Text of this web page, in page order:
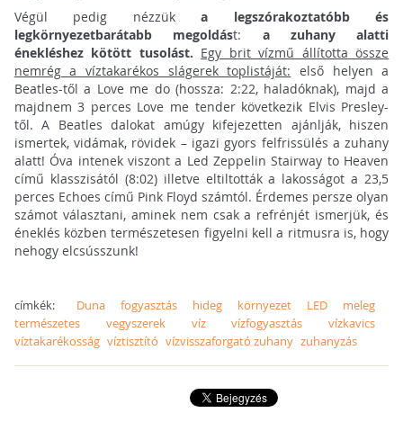
Végül pedig nézzüka legszórakoztatóbb és
legkörnyezetbarátabb megoldást: a zuhany alatti
énekléshez kötött tusolást. Egy brit vízmű állította össze
nemrég a víztakarékos slágerek toplistáját: első helyen a
Beatles-től a Love me do (hossza: 2:22, haladóknak), majd a
majdnem 3 perces Love me tender következik Elvis Presley-
től. A Beatles dalokat amúgy kifejezetten ajánlják, hiszen
ismertek, vidámak, rövidek – igazi gyors felfrissülés a zuhany
alatt! Óva intenek viszont a Led Zeppelin Stairway to Heaven
című klasszisától (8:02) illetve eltiltották a lakosságot a 23,5
perces Echoes című Pink Floyd számtól. Érdemes persze olyan
számot választani, aminek nem csak a refrénjét ismerjük, és
éneklés közben természetesen figyelni kell a ritmusra is, hogy
nehogy elcsússzunk!
címkék: Duna fogyasztás hideg környezet LED
meleg
természetes
vegyszerek víz vízfogyasztás
vízkavics
víztakarékosság víztisztító vízvisszaforgató zuhany zuhanyzás